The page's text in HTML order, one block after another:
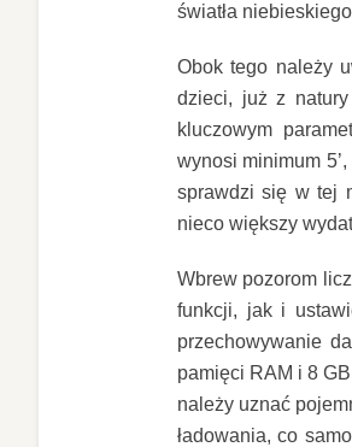
światła
Obok tego należy
dzieci, już z natury
kluczowym
wynosi minimum
sprawdzi się w tej
nieco większy
Wbrew pozorom
funkcji, jak i
przechowywanie
pamięci RAM i 8
należy uznać
ładowania, co